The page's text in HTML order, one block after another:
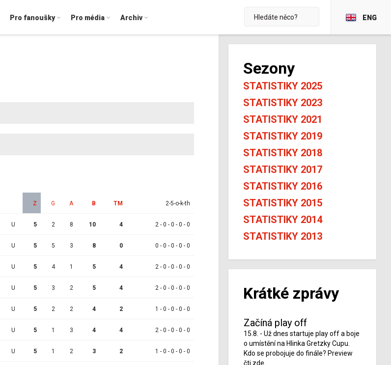
Pro fanoušky Pro média Archiv ENG
Z G A B TM 2-5-o-k-th
U 5 2 8 10 4 2 - 0 - 0 - 0 - 0
U 5 5 3 8 0 0 - 0 - 0 - 0 - 0
U 5 4 1 5 4 2 - 0 - 0 - 0 - 0
U 5 3 2 5 4 2 - 0 - 0 - 0 - 0
U 5 2 2 4 2 1 - 0 - 0 - 0 - 0
U 5 1 3 4 4 2 - 0 - 0 - 0 - 0
U 5 1 2 3 2 1 - 0 - 0 - 0 - 0
Sezony
STATISTIKY 2025
STATISTIKY 2023
STATISTIKY 2021
STATISTIKY 2019
STATISTIKY 2018
STATISTIKY 2017
STATISTIKY 2016
STATISTIKY 2015
STATISTIKY 2014
STATISTIKY 2013
Krátké zprávy
Začíná play off
15.8. - Už dnes startuje play off a boje
o umístění na Hlinka Gretzky Cupu.
Kdo se probojuje do finále? Preview
čti zde